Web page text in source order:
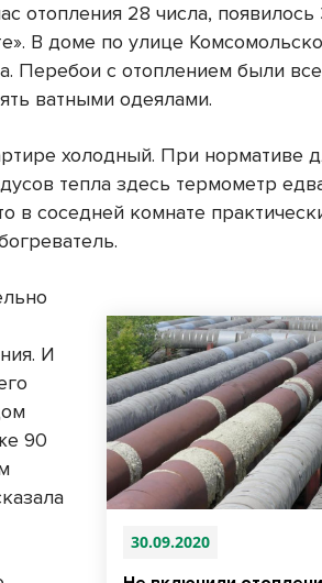
отопления 28 числа, появилось
В доме по улице
Перебои с отоплением были
ватными одеялами.
холодный. При нормативе
тепла здесь термометр
в соседней комнате
30.09.2020
И
90